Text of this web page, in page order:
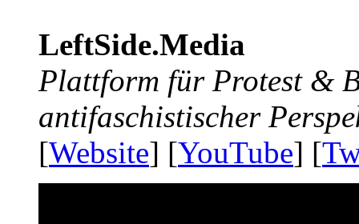
LeftSide.Media
Plattform für Protest &
antifaschistischer
[Website] [YouTube] [